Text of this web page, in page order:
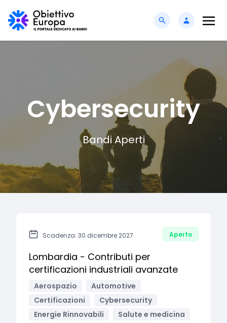
Cybersecurity
Bandi Aperti
Scadenza: 30 dicembre 2027 Aperto
Lombardia - Contributi per
certificazioni industriali avanzate
Aerospazio
Automotive
Certificazioni
Cybersecurity
Energie Rinnovabili
Salute e medicina